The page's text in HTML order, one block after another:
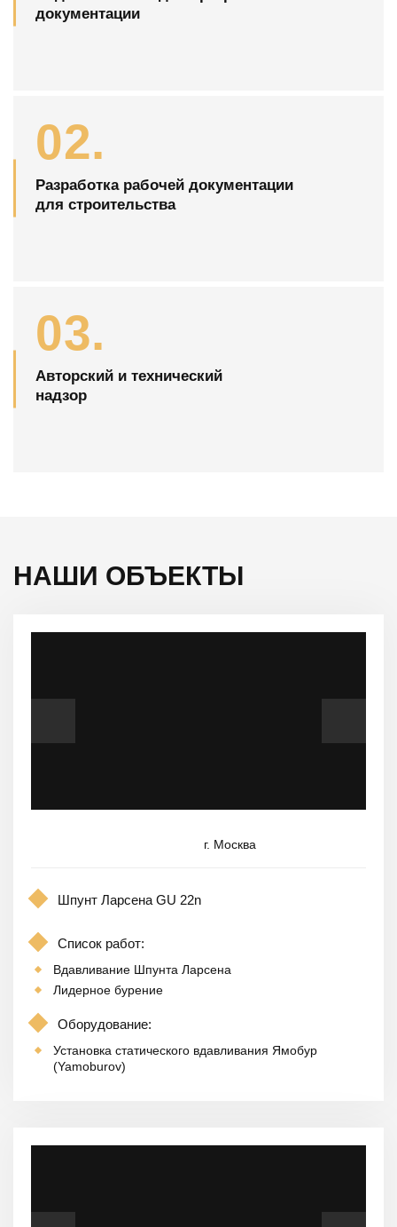
документации
02.
Разработка рабочей документации
для строительства
03.
Авторский и технический
надзор
НАШИ ОБЪЕКТЫ
г. Москва
Шпунт Ларсена GU 22n
Список работ:
Вдавливание Шпунта Ларсена
Лидерное бурение
Оборудование:
Установка статического вдавливания Ямобур
(Yamoburov)